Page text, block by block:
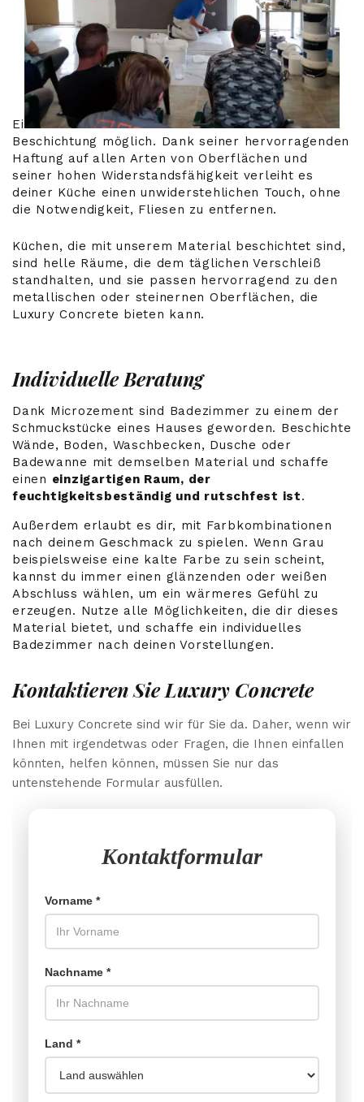
Eine fleckenfeste Küche ist nur mit unserer
Beschichtung möglich. Dank seiner hervorragenden
Haftung auf allen Arten von Oberflächen und
seiner hohen Widerstandsfähigkeit verleiht es
deiner Küche einen unwiderstehlichen Touch, ohne
die Notwendigkeit, Fliesen zu entfernen.
Küchen, die mit unserem Material beschichtet sind,
sind helle Räume, die dem täglichen Verschleiß
standhalten, und sie passen hervorragend zu den
metallischen oder steinernen Oberflächen, die
Luxury Concrete bieten kann.
Individuelle Beratung
Dank Microzement sind Badezimmer zu einem der
Schmuckstücke eines Hauses geworden. Beschichte
Wände, Boden, Waschbecken, Dusche oder
Badewanne mit demselben Material und schaffe
einen einzigartigen Raum, der
feuchtigkeitsbeständig und rutschfest ist.
Außerdem erlaubt es dir, mit Farbkombinationen
nach deinem Geschmack zu spielen. Wenn Grau
beispielsweise eine kalte Farbe zu sein scheint,
kannst du immer einen glänzenden oder weißen
Abschluss wählen, um ein wärmeres Gefühl zu
erzeugen. Nutze alle Möglichkeiten, die dir dieses
Material bietet, und schaffe ein individuelles
Badezimmer nach deinen Vorstellungen.
Kontaktieren Sie Luxury Concrete
Bei Luxury Concrete sind wir für Sie da. Daher, wenn wir
Ihnen mit irgendetwas oder Fragen, die Ihnen einfallen
könnten, helfen können, müssen Sie nur das
untenstehende Formular ausfüllen.